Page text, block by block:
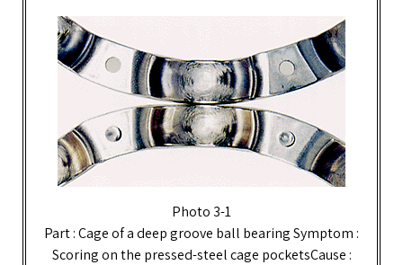
Photo 3-1
Part : Cage of a deep groove ball bearing Symptom :
Scoring on the pressed-steel cage pocketsCause :